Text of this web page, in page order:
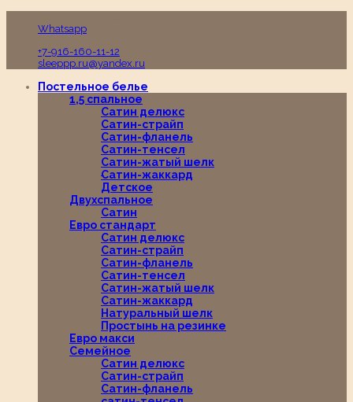
Whatsapp
+7-916-160-11-12
sleeppp.ru@yandex.ru
Постельное белье
1,5 спальное
Сатин делюкс
Сатин-страйп
Сатин-фланель
Сатин-тенсел
Сатин-жатый шелк
Сатин-жаккард
Детское
Двухспальное
Сатин
Евро стандарт
Сатин делюкс
Сатин-страйп
Сатин-фланель
Сатин-тенсел
Сатин-жатый шелк
Сатин-жаккард
Натуральный шелк
Простынь на резинке
Евро макси
Семейное
Сатин делюкс
Сатин-страйп
Сатин-фланель